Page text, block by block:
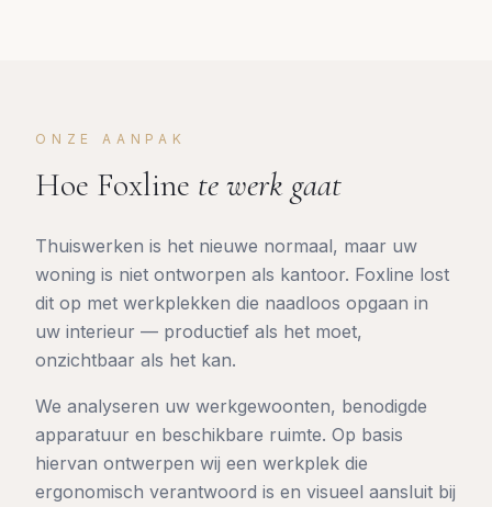
ONZE AANPAK
Hoe Foxline te werk gaat
Thuiswerken is het nieuwe normaal, maar uw
woning is niet ontworpen als kantoor. Foxline lost
dit op met werkplekken die naadloos opgaan in
uw interieur — productief als het moet,
onzichtbaar als het kan.
We analyseren uw werkgewoonten, benodigde
apparatuur en beschikbare ruimte. Op basis
hiervan ontwerpen wij een werkplek die
ergonomisch verantwoord is en visueel aansluit bij